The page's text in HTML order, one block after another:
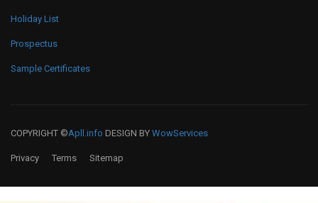
Holiday List
Prospectus
Sample Certificates
COPYRIGHT ©Apll.info DESIGN BY WowServices
Privacy Terms Sitemap